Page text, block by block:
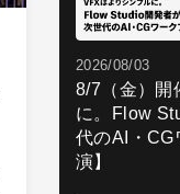
2026/08/03
8/7（金）開
に。Flow
代のAI・CG
演】